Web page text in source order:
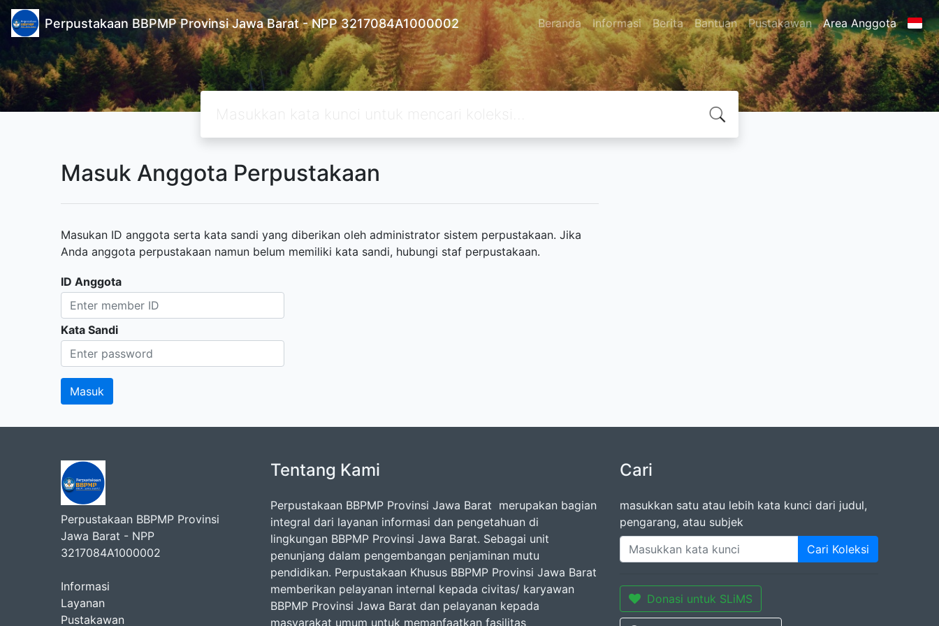
Perpustakaan BBPMP Provinsi Jawa Barat - NPP 3217084A1000002 Beranda Informasi Berita Bantuan Pustakawan Area Anggota
Masuk Anggota Perpustakaan
Masukan ID anggota serta kata sandi yang diberikan oleh administrator sistem perpustakaan. Jika
Anda anggota perpustakaan namun belum memiliki kata sandi, hubungi staf perpustakaan.
ID Anggota
Kata Sandi
Perpustakaan BBPMP Provinsi
Jawa Barat - NPP
3217084A1000002
Informasi
Layanan
Pustakawan
Tentang Kami
Perpustakaan BBPMP Provinsi Jawa Barat merupakan bagian
integral dari layanan informasi dan pengetahuan di
lingkungan BBPMP Provinsi Jawa Barat. Sebagai unit
penunjang dalam pengembangan penjaminan mutu
pendidikan. Perpustakaan Khusus BBPMP Provinsi Jawa Barat
memberikan pelayanan internal kepada civitas/ karyawan
BBPMP Provinsi Jawa Barat dan pelayanan kepada
masyarakat umum untuk memanfaatkan fasilitas
Cari
masukkan satu atau lebih kata kunci dari judul,
pengarang, atau subjek
Cari Koleksi
Donasi untuk SLiMS